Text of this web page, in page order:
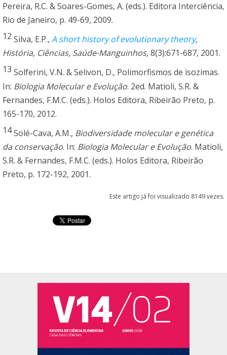
Pereira, R.C. & Soares-Gomes, A. (eds.). Editora Interciência,
Rio de Janeiro, p. 49-69, 2009.
12 Silva, E.P., A short history of evolutionary theory,
História, Ciências, Saúde-Manguinhos, 8(3):671-687, 2001.
13 Solferini, V.N. & Selivon, D., Polimorfismos de isozimas.
In: Biologia Molecular e Evolução. 2ed. Matioli, S.R. &
Fernandes, F.M.C. (eds.). Holos Editora, Ribeirão Preto, p.
165-170, 2012.
14Solé-Cava, A.M., Biodiversidade molecular e genética
da conservação. In: Biologia Molecular e Evolução. Matioli,
S.R. & Fernandes, F.M.C. (eds.). Holos Editora, Ribeirão
Preto, p. 172-192, 2001.
Este artigo já foi visualizado 8149 vezes.